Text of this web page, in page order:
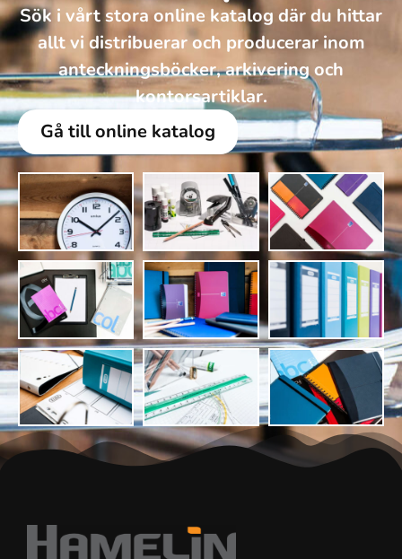
Sök i vårt stora online katalog där du hittar
allt vi distribuerar och producerar inom
anteckningsböcker, arkivering och
kontorsartiklar.
Gå till online katalog